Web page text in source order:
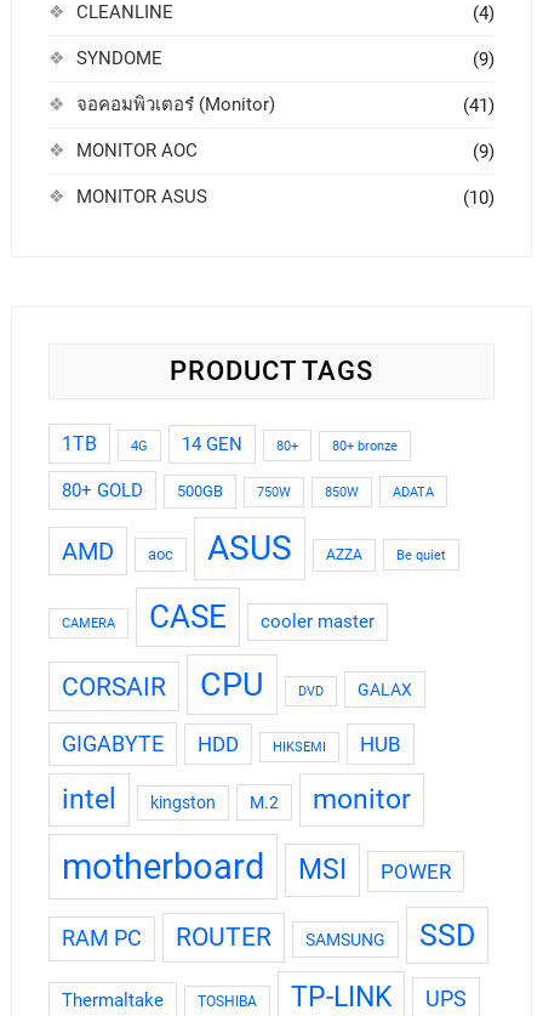
CLEANLINE (4)
SYNDOME (9)
จอคอมพิวเตอร๋ (Monitor) (41)
MONITOR AOC (9)
MONITOR ASUS (10)
PRODUCT TAGS
1TB 4G 14 GEN 80+ 80+ bronze
80+ GOLD 500GB 750W 850W ADATA
AMD aoc ASUS AZZA Be quiet
CAMERA CASE cooler master
CORSAIR CPU DVD GALAX
GIGABYTE HDD HIKSEMI HUB
intel kingston M.2 monitor
motherboard MSI POWER
RAM PC ROUTER SAMSUNG SSD
Thermaltake TOSHIBA TP-LINK UPS